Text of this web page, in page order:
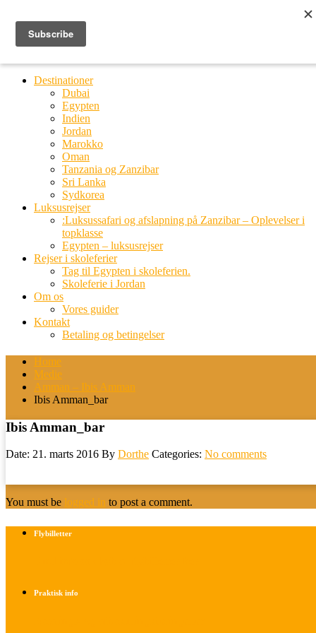
Ring til os
20 66 03 08
Destinationer
Dubai
Egypten
Indien
Jordan
Marokko
Oman
Tanzania og Zanzibar
Sri Lanka
Sydkorea
Luksusrejser
:Luksussafari og afslapning på Zanzibar – Oplevelser i
topklasse
Egypten – luksusrejser
Rejser i skoleferier
Tag til Egypten i skoleferien.
Skoleferie i Jordan
Om os
Vores guider
Kontakt
Betaling og betingelser
Home
Medie
Amman – Ibis Amman
Ibis Amman_bar
Ibis Amman_bar
Date: 21. marts 2016 By Dorthe Categories: No comments
You must be logged in to post a comment.
Flybilletter
Praktisk info